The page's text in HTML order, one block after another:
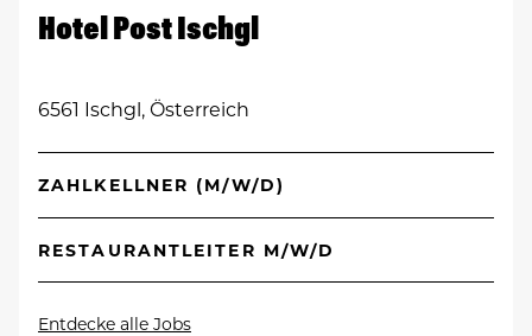
Hotel Post Ischgl
6561 Ischgl, Österreich
ZAHLKELLNER (M/W/D)
RESTAURANTLEITER M/W/D
Entdecke alle Jobs